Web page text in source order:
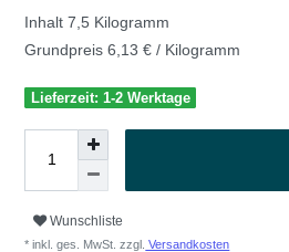
Inhalt7,5 Kilogramm
Grundpreis6,13 € / Kilogramm
Lieferzeit: 1-2 Werktage
Wunschliste
* inkl. ges. MwSt. zzgl. Versandkosten